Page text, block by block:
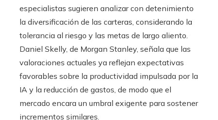
especialistas sugieren analizar con detenimiento
la diversificación de las carteras, considerando la
tolerancia al riesgo y las metas de largo aliento.
Daniel Skelly, de Morgan Stanley, señala que las
valoraciones actuales ya reflejan expectativas
favorables sobre la productividad impulsada por la
IA y la reducción de gastos, de modo que el
mercado encara un umbral exigente para sostener
incrementos similares.